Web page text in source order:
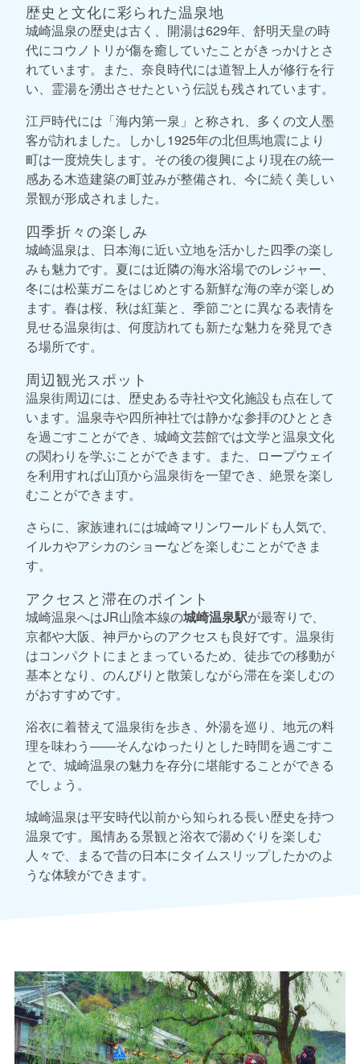
歴史と文化に彩られた温泉地
城崎温泉の歴史は古く、開湯は629年、舒明天皇の時
代にコウノトリが傷を癒していたことがきっかけとさ
れています。また、奈良時代には道智上人が修行を行
い、霊湯を湧出させたという伝説も残されています。
江戸時代には「海内第一泉」と称され、多くの文人墨
客が訪れました。しかし1925年の北但馬地震により
町は一度焼失します。その後の復興により現在の統一
感ある木造建築の町並みが整備され、今に続く美しい
景観が形成されました。
四季折々の楽しみ
城崎温泉は、日本海に近い立地を活かした四季の楽し
みも魅力です。夏には近隣の海水浴場でのレジャー、
冬には松葉ガニをはじめとする新鮮な海の幸が楽しめ
ます。春は桜、秋は紅葉と、季節ごとに異なる表情を
見せる温泉街は、何度訪れても新たな魅力を発見でき
る場所です。
周辺観光スポット
温泉街周辺には、歴史ある寺社や文化施設も点在して
います。温泉寺や四所神社では静かな参拝のひととき
を過ごすことができ、城崎文芸館では文学と温泉文化
の関わりを学ぶことができます。また、ロープウェイ
を利用すれば山頂から温泉街を一望でき、絶景を楽し
むことができます。
さらに、家族連れには城崎マリンワールドも人気で、
イルカやアシカのショーなどを楽しむことができま
す。
アクセスと滞在のポイント
城崎温泉へはJR山陰本線の城崎温泉駅が最寄りで、
京都や大阪、神戸からのアクセスも良好です。温泉街
はコンパクトにまとまっているため、徒歩での移動が
基本となり、のんびりと散策しながら滞在を楽しむの
がおすすめです。
浴衣に着替えて温泉街を歩き、外湯を巡り、地元の料
理を味わう——そんなゆったりとした時間を過ごすこ
とで、城崎温泉の魅力を存分に堪能することができる
でしょう。
城崎温泉は平安時代以前から知られる長い歴史を持つ
温泉です。風情ある景観と浴衣で湯めぐりを楽しむ
人々で、まるで昔の日本にタイムスリップしたかのよ
うな体験ができます。